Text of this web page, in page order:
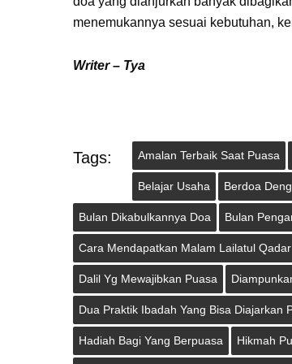
menemukannya sesuai kebutuhan,
Writer – Tya
Tags: Amalan Terbaik Saat Puasa
Belajar Usaha Berdoa
Bulan Dikabulkannya Doa Bulan
Cara Mendapatkan Malam Lailatul Qadar
Dalil Yg Mewajibkan Puasa
Dua Praktik Ibadah Yang Bisa Diajarkan
Hadiah Bagi Yang Berpuasa Hikmah